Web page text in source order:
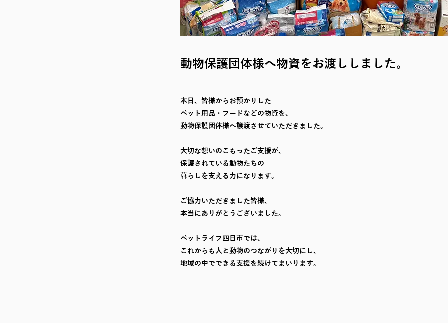
動物保護団体様へ物資をお渡ししました。
本日、皆様からお預かりした
ペット用品・フードなどの物資を、
動物保護団体様へ譲渡させていただきました。
大切な想いのこもったご支援が、
保護されている動物たちの
暮らしを支える力になります。
ご協力いただきました皆様、
本当にありがとうございました。
ペットライフ四日市では、
これからも人と動物のつながりを大切にし、
地域の中でできる支援を続けてまいります。